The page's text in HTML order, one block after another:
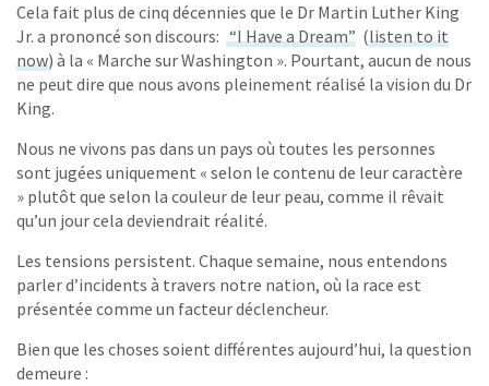
Cela fait plus de cinq décennies que le Dr Martin Luther King
Jr. a prononcé son discours: “I Have a Dream” (listen to it
now) à la « Marche sur Washington ». Pourtant, aucun de nous
ne peut dire que nous avons pleinement réalisé la vision du Dr
King.
Nous ne vivons pas dans un pays où toutes les personnes
sont jugées uniquement « selon le contenu de leur caractère
» plutôt que selon la couleur de leur peau, comme il rêvait
qu’un jour cela deviendrait réalité.
Les tensions persistent. Chaque semaine, nous entendons
parler d’incidents à travers notre nation, où la race est
présentée comme un facteur déclencheur.
Bien que les choses soient différentes aujourd’hui, la question
demeure :